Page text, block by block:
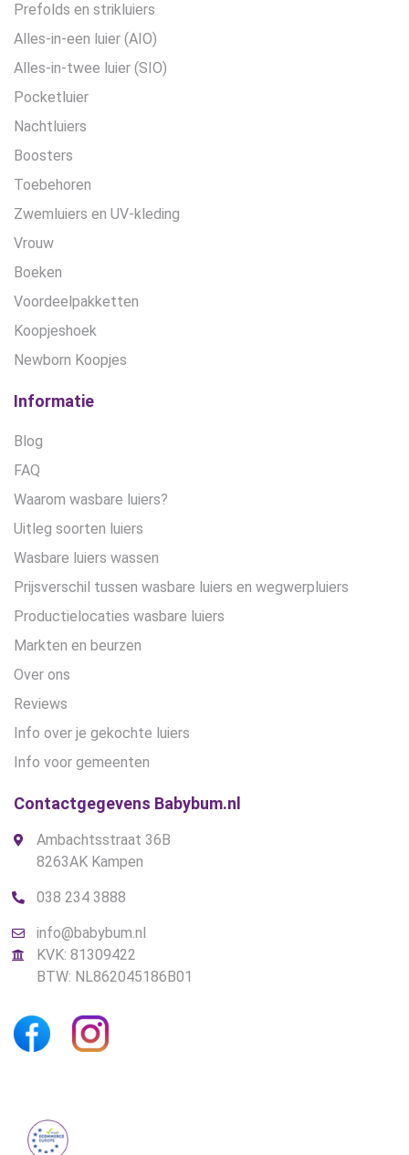
Prefolds en strikluiers
Alles-in-een luier (AIO)
Alles-in-twee luier (SIO)
Pocketluier
Nachtluiers
Boosters
Toebehoren
Zwemluiers en UV-kleding
Vrouw
Boeken
Voordeelpakketten
Koopjeshoek
Newborn Koopjes
Informatie
Blog
FAQ
Waarom wasbare luiers?
Uitleg soorten luiers
Wasbare luiers wassen
Prijsverschil tussen wasbare luiers en wegwerpluiers
Productielocaties wasbare luiers
Markten en beurzen
Over ons
Reviews
Info over je gekochte luiers
Info voor gemeenten
Contactgegevens Babybum.nl
Ambachtsstraat 36B
8263AK Kampen
038 234 3888
info@babybum.nl
KVK: 81309422
BTW: NL862045186B01